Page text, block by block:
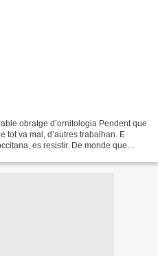
obratge d’ornitologia Pendent que
tot va mal, d’autres trabalhan. E
es resistir. De monde que